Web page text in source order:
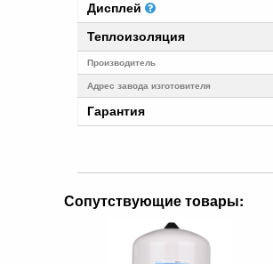
Дисплей
Теплоизоляция
Производитель
Адрес завода изготовителя
Гарантия
Сопутствующие товары: